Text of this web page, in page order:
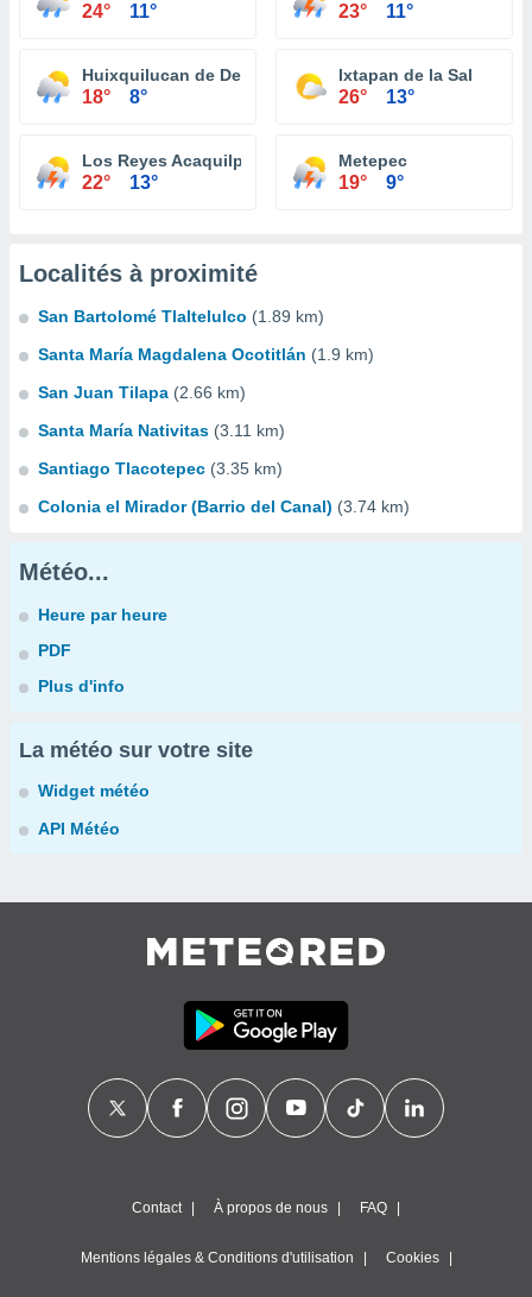
24° 11° 23° 11°
Huixquilucan de Degollado
18° 8°
Ixtapan de la Sal
26° 13°
Los Reyes Acaquilpan
22° 13°
Metepec
19° 9°
Localités à proximité
San Bartolomé Tlaltelulco (1.89 km)
Santa María Magdalena Ocotitlán (1.9 km)
San Juan Tilapa (2.66 km)
Santa María Nativitas (3.11 km)
Santiago Tlacotepec (3.35 km)
Colonia el Mirador (Barrio del Canal) (3.74 km)
Météo...
Heure par heure
PDF
Plus d'info
La météo sur votre site
Widget météo
API Météo
Contact À propos de nous FAQ
Mentions légales & Conditions d'utilisation Cookies